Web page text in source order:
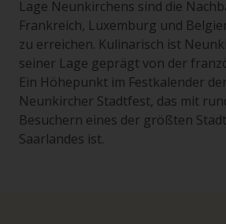
Lage Neunkirchens sind die
Frankreich, Luxemburg und
zu erreichen. Kulinarisch ist
seiner Lage geprägt von der
Ein Höhepunkt im Festkalender
Neunkircher Stadtfest, das mit
Besuchern eines der größten
Saarlandes ist.